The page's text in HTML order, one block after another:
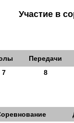
Участие в
Передачи
7 8